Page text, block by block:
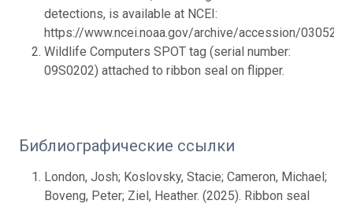
detections, is available at NCEI:
https://www.ncei.noaa.gov/archive/accession/0305267.
Wildlife Computers SPOT tag (serial number:
09S0202) attached to ribbon seal on flipper.
Библиографические ссылки
London, Josh; Koslovsky, Stacie; Cameron, Michael;
Boveng, Peter; Ziel, Heather. (2025). Ribbon seal